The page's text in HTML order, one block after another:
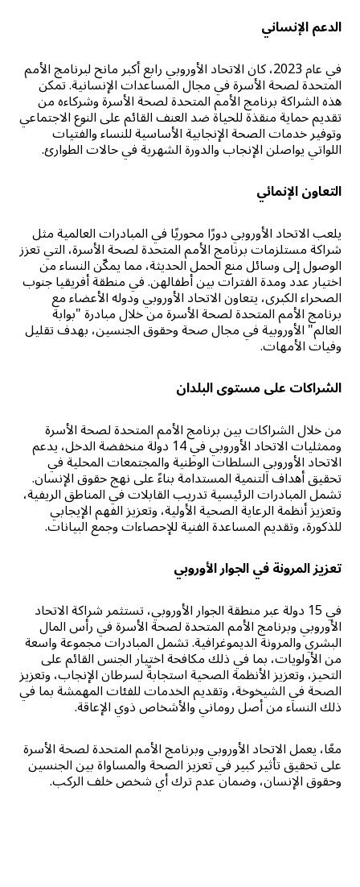
الدعم الإنساني
في عام 2023، كان الاتحاد الأوروبي رابع أكبر مانح لبرنامج الأمم
المتحدة لصحة الأسرة في مجال المساعدات الإنسانية. تمكن
هذه الشراكة برنامج الأمم المتحدة لصحة الأسرة وشركاءه من
تقديم حماية منقذة للحياة ضد العنف القائم على النوع الاجتماعي
وتوفير خدمات الصحة الإنجابية الأساسية للنساء والفتيات
اللواتي يواصلن الإنجاب والدورة الشهرية في حالات الطوارئ.
التعاون الإنمائي
يلعب الاتحاد الأوروبي دورًا محوريًا في المبادرات العالمية مثل
شراكة مستلزمات برنامج الأمم المتحدة لصحة الأسرة، التي تعزز
الوصول إلى وسائل منع الحمل الحديثة، مما يمكّن النساء من
اختيار عدد ومدة الفترات بين أطفالهن. في منطقة أفريقيا جنوب
الصحراء الكبرى، يتعاون الاتحاد الأوروبي ودوله الأعضاء مع
برنامج الأمم المتحدة لصحة الأسرة من خلال مبادرة "بوابة
العالم" الأوروبية في مجال صحة وحقوق الجنسين، بهدف تقليل
وفيات الأمهات.
الشراكات على مستوى البلدان
من خلال الشراكات بين برنامج الأمم المتحدة لصحة الأسرة
وممثليات الاتحاد الأوروبي في 14 دولة منخفضة الدخل، يدعم
الاتحاد الأوروبي السلطات الوطنية والمجتمعات المحلية في
تحقيق أهداف التنمية المستدامة بناءً على نهج حقوق الإنسان.
تشمل المبادرات الرئيسية تدريب القابلات في المناطق الريفية،
وتعزيز أنظمة الرعاية الصحية الأولية، وتعزيز الفهم الإيجابي
للذكورة، وتقديم المساعدة الفنية للإحصاءات وجمع البيانات.
تعزيز المرونة في الجوار الأوروبي
في 15 دولة عبر منطقة الجوار الأوروبي، تستثمر شراكة الاتحاد
الأوروبي وبرنامج الأمم المتحدة لصحة الأسرة في رأس المال
البشري والمرونة الديموغرافية. تشمل المبادرات مجموعة واسعة
من الأولويات، بما في ذلك مكافحة اختيار الجنس القائم على
التحيز، وتعزيز الأنظمة الصحية استجابةً لسرطان الإنجاب، وتعزيز
الصحة في الشيخوخة، وتقديم الخدمات للفئات المهمشة بما في
ذلك النساء من أصل روماني والأشخاص ذوي الإعاقة.
معًا، يعمل الاتحاد الأوروبي وبرنامج الأمم المتحدة لصحة الأسرة
على تحقيق تأثير كبير في تعزيز الصحة والمساواة بين الجنسين
وحقوق الإنسان، وضمان عدم ترك أي شخص خلف الركب.